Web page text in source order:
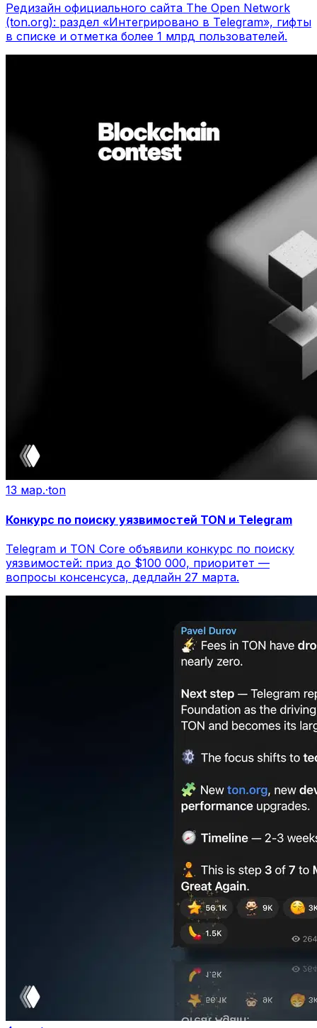
Редизайн официального сайта The Open Network
(ton.org): раздел «Интегрировано в Telegram», гифты
в списке и отметка более 1 млрд пользователей.
13 мар.·ton
Конкурс по поиску уязвимостей TON и Telegram
Telegram и TON Core объявили конкурс по поиску
уязвимостей: приз до $100 000, приоритет —
вопросы консенсуса, дедлайн 27 марта.